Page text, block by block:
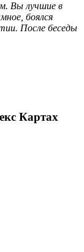
Вы лучшие в
боялся
После беседы
Картах